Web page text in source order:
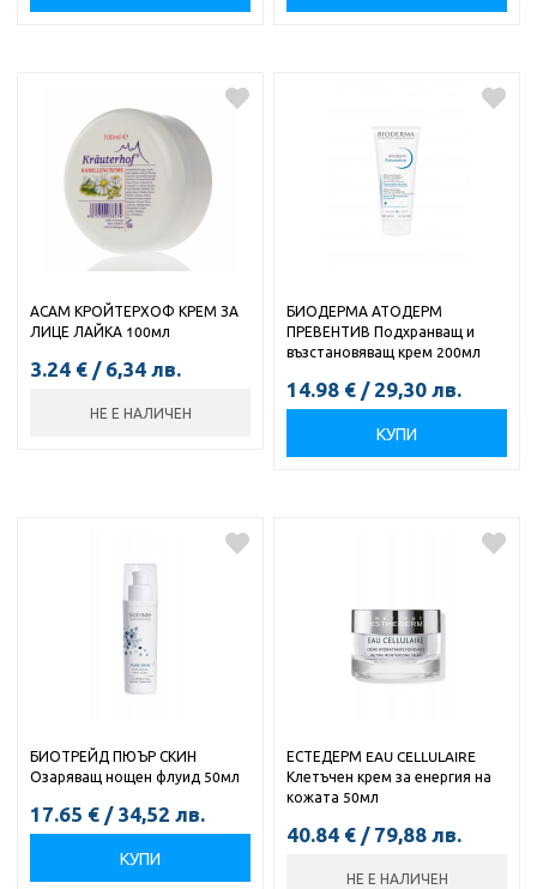
АСАМ КРОЙТЕРХОФ КРЕМ ЗА
ЛИЦЕ ЛАЙКА 100мл
3.24 € / 6,34 лв.
НЕ Е НАЛИЧЕН
БИОДЕРМА АТОДЕРМ
ПРЕВЕНТИВ Подхранващ и
възстановяващ крем 200мл
14.98 € / 29,30 лв.
КУПИ
БИОТРЕЙД ПЮЪР СКИН
Озаряващ нощен флуид 50мл
17.65 € / 34,52 лв.
КУПИ
ЕСТЕДЕРМ EAU CELLULAIRE
Клетъчен крем за енергия на
кожата 50мл
40.84 € / 79,88 лв.
НЕ Е НАЛИЧЕН